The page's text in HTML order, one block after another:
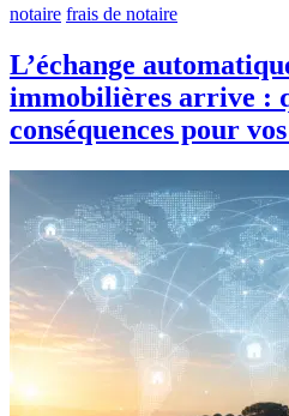
notaire frais de notaire
L’échange
immobilières arrive :
conséquences pour